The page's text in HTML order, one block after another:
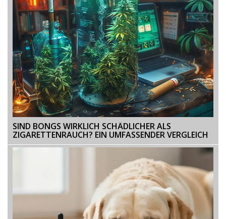
SIND BONGS WIRKLICH SCHÄDLICHER ALS
ZIGARETTENRAUCH? EIN UMFASSENDER VERGLEICH